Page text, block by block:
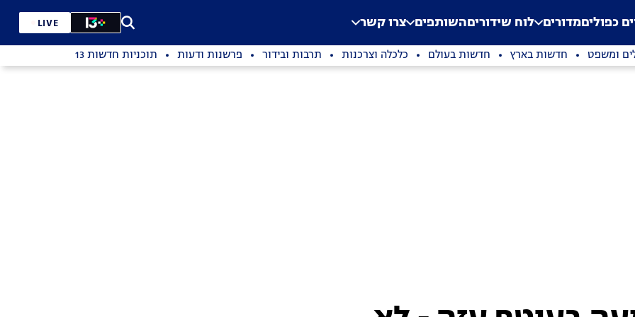
Application error: a
. כפוליםמדורים לוח שידוריםהשותפים צרו קשר LIVE
ומשפט חדשות בארץ חדשות בעולם כלכלה וצרכנות תרבות ובידור פרשנות ודעות תוכניות חדשות 13